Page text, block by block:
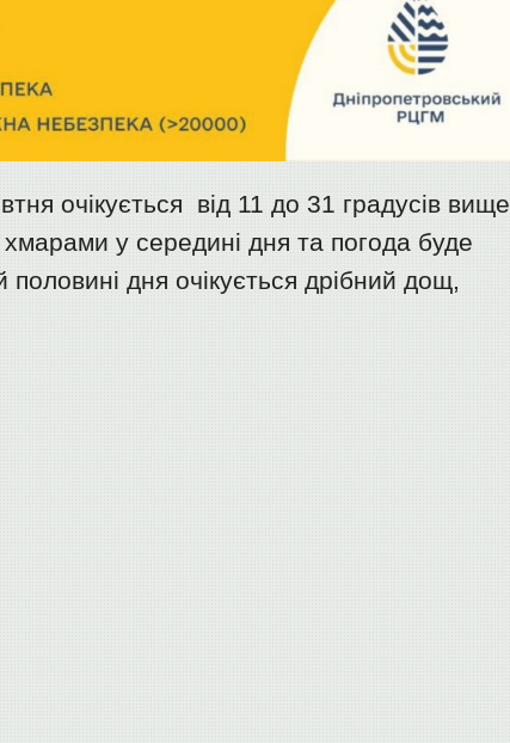
очікується від 11 до 31 градусів вище
у середині дня та погода буде
дня очікується дрібний дощ,